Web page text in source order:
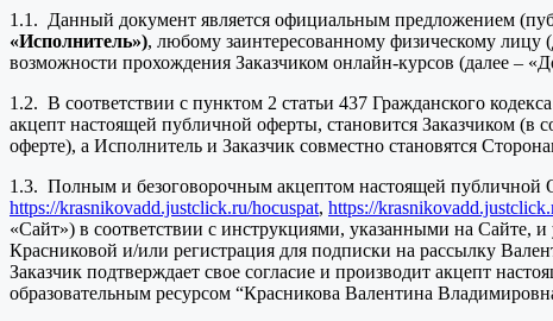
1.1. Данный документ является официальным предложением
«Исполнитель»), любому заинтересованному физическому лицу
возможности прохождения Заказчиком онлайн-курсов (далее –
1.2. В соответствии с пунктом 2 статьи 437 Гражданского
акцепт настоящей публичной оферты, становится Заказчиком
оферте), а Исполнитель и Заказчик совместно становятся
1.3. Полным и безоговорочным акцептом настоящей публичной
https://krasnikovadd.justclick.ru/hocuspat, https://
«Сайт») в соответствии с инструкциями, указанными на Сайте,
Красниковой и/или регистрация для подписки на рассылку
Заказчик подтверждает свое согласие и производит акцепт
образовательным ресурсом “Красникова Валентина